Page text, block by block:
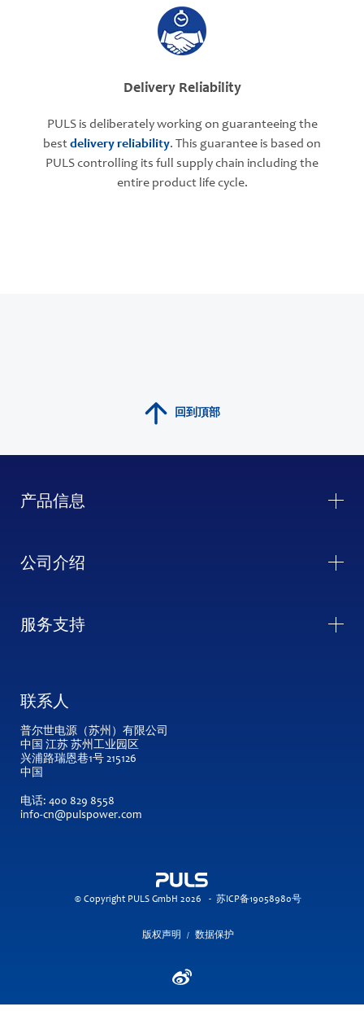
Delivery Reliability
PULS is deliberately working on guaranteeing the
bestdelivery reliability. This guarantee is based on
PULS controlling its full supply chain including the
entire product life cycle.
回到頂部
产品信息
公司介绍
服务支持
联系人
普尔世电源（苏州）有限公司
中国 江苏 苏州工业园区
兴浦路瑞恩巷1号 215126
中国
电话: 400 829 8558
info-cn@pulspower.com
© Copyright PULS GmbH 2026 - 苏ICP备19058980号
版权声明 / 数据保护